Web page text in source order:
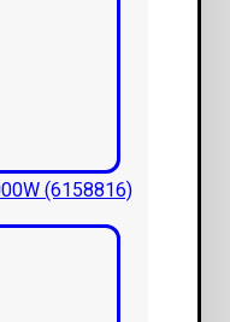
(6158816)